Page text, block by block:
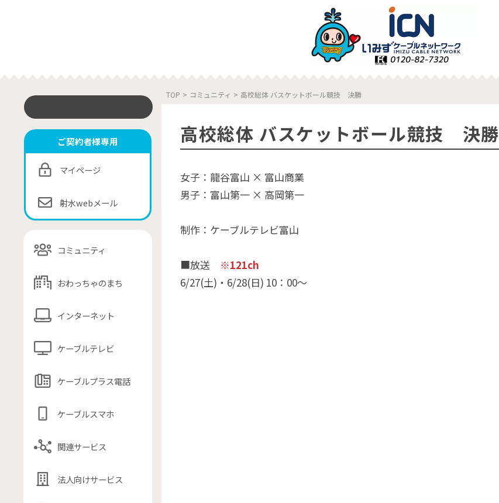
ご契約者様専用
マイページ
射水webメール
コミュニティ
おわっちゃのまち
インターネット
ケーブルテレビ
ケーブルプラス電話
ケーブルスマホ
関連サービス
法人向けサービス
TOP > コミュニティ > 高校総体 バスケットボール競技 決勝
高校総体 バスケットボール競技 決勝
女子：龍谷富山 × 富山商業
男子：富山第一 × 高岡第一
制作：ケーブルテレビ富山
■放送 ※121ch
6/27(土)・6/28(日) 10：00〜